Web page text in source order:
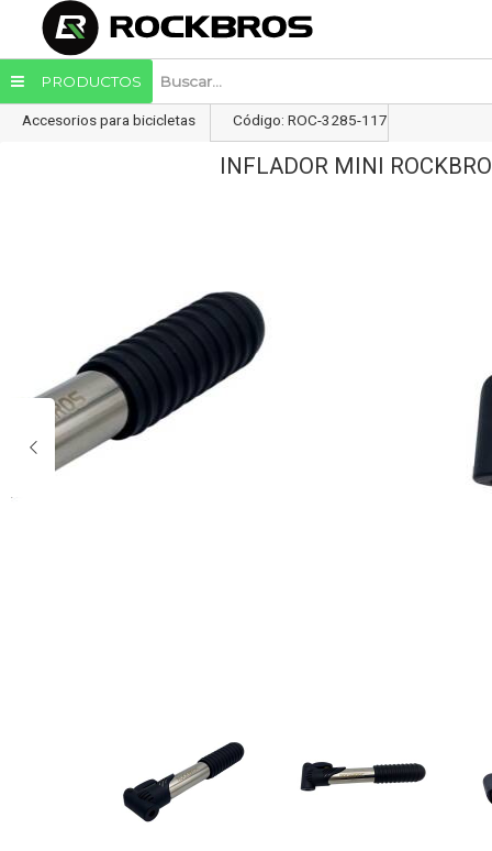
PRODUCTOS
Accesorios para bicicletas Código: ROC-3285-117
INFLADOR MINI
Enviar a email